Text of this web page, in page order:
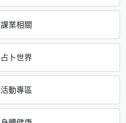
課業相關
占卜世界
活動專區